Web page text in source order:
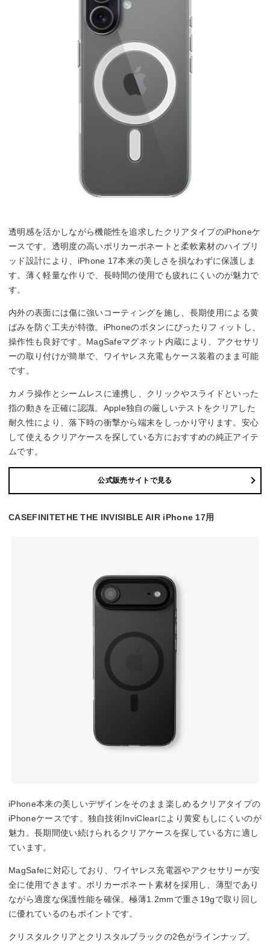
透明感を活かしながら機能性を追求したクリアタイプのiPhoneケ
ースです。透明度の高いポリカーボネートと柔軟素材のハイブリ
ッド設計により、iPhone 17本来の美しさを損なわずに保護しま
す。薄く軽量な作りで、長時間の使用でも疲れにくいのが魅力で
す。
内外の表面には傷に強いコーティングを施し、長期使用による黄
ばみを防ぐ工夫が特徴。iPhoneのボタンにぴったりフィットし、
操作性も良好です。MagSafeマグネット内蔵により、アクセサリ
ーの取り付けが簡単で、ワイヤレス充電もケース装着のまま可能
です。
カメラ操作とシームレスに連携し、クリックやスライドといった
指の動きを正確に認識。Apple独自の厳しいテストをクリアした
耐久性により、落下時の衝撃から端末をしっかり守ります。安心
して使えるクリアケースを探している方におすすめの純正アイテ
ムです。
公式販売サイトで見る
CASEFINITETHE THE INVISIBLE AIR iPhone 17用
iPhone本来の美しいデザインをそのまま楽しめるクリアタイプの
iPhoneケースです。独自技術InviClearにより黄変もしにくいのが
魅力。長期間使い続けられるクリアケースを探している方に適し
ています。
MagSafeに対応しており、ワイヤレス充電器やアクセサリーが安
全に使用できます。ポリカーボネート素材を採用し、薄型であり
ながら適度な保護性能を確保。極薄1.2mmで重さ19gで取り回し
に優れているのもポイントです。
クリスタルクリアとクリスタルブラックの2色がラインナップ。